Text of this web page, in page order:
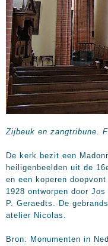
Zijbeuk en zangtribune.
De kerk bezit een
heiligenbeelden uit de
en een koperen
1928 ontworpen door
P. Geraedts. De
atelier Nicolas.
Bron: Monumenten in